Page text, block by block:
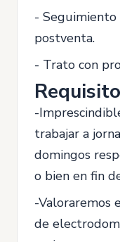
- Seguimiento
postventa.
- Trato con
-
trabajar a
domingos
o bien en fin
-Valoraremos
de